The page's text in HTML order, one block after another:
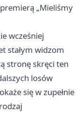
„Mieliśmy
wcześniej
stałym widzom
stronę skręci ten
losów
się w zupełnie